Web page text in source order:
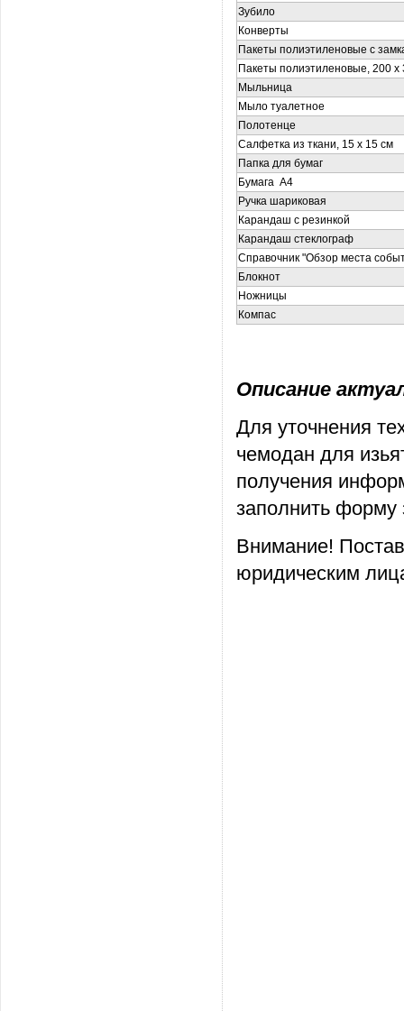
Зубило
Конверты
Пакеты полиэтиленовые с
Пакеты полиэтиленовые, 200 x
Мыльница
Мыло туалетное
Полотенце
Салфетка из ткани, 15 x 15 см
Папка для бумаг
Бумага А4
Ручка шариковая
Карандаш с резинкой
Карандаш стеклограф
Справочник "Обзор места
Блокнот
Ножницы
Компас
Описание
Для уточнения
чемодан для
получения
заполнить форму
Внимание!
юридическим